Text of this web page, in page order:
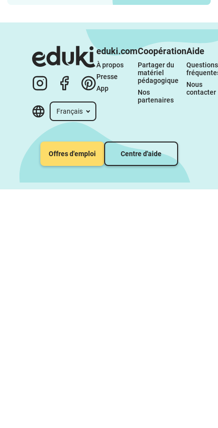
Français
eduki.com
À propos
Presse
App
Coopération
Partager du
matériel
pédagogique
Nos
partenaires
Aide
Questions
Nous
contacter
Offres d'emploi Centre d'aide